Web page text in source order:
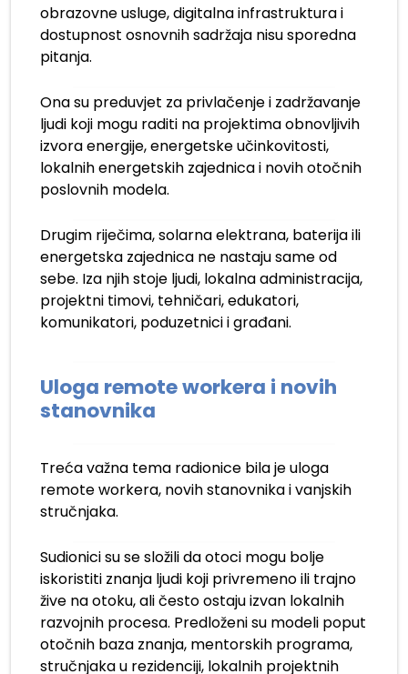
obrazovne usluge, digitalna infrastruktura i
dostupnost osnovnih sadržaja nisu sporedna
pitanja.
Ona su preduvjet za privlačenje i zadržavanje
ljudi koji mogu raditi na projektima obnovljivih
izvora energije, energetske učinkovitosti,
lokalnih energetskih zajednica i novih otočnih
poslovnih modela.
Drugim riječima, solarna elektrana, baterija ili
energetska zajednica ne nastaju same od
sebe. Iza njih stoje ljudi, lokalna administracija,
projektni timovi, tehničari, edukatori,
komunikatori, poduzetnici i građani.
Uloga remote workera i novih
stanovnika
Treća važna tema radionice bila je uloga
remote workera, novih stanovnika i vanjskih
stručnjaka.
Sudionici su se složili da otoci mogu bolje
iskoristiti znanja ljudi koji privremeno ili trajno
žive na otoku, ali često ostaju izvan lokalnih
razvojnih procesa. Predloženi su modeli poput
otočnih baza znanja, mentorskih programa,
stručnjaka u rezidenciji, lokalnih projektnih